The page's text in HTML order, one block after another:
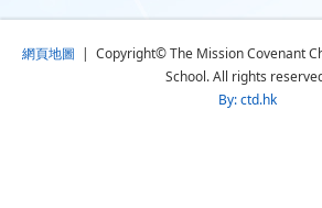
網頁地圖 | Copyright© The Mission Covenant
School. All rights
By: ctd.hk